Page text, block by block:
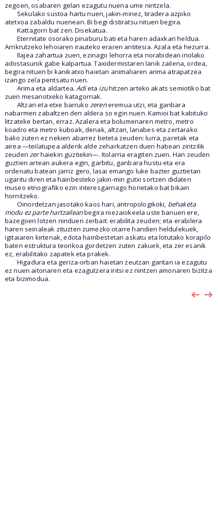
zegoen, osabaren gelan ezagutu nuena ume nintzela.
Sekulako sustoa hartu nuen, jakin-minez, tiradera azpiko
atetxoa zabaldu nuenean. Bi begi distiratsu nituen begira.
Kattagorri bat zen. Disekatua.
Eternitate osorako pinaburu bati eta haren adaxkari heldua.
Arrikrutzeko lehoiaren irauteko eraren antitesia. Azala eta hezurra.
Ilajea zahartua zuen, ezinago lehorra eta norabidean inolako
adostasunik gabe kalpartua. Taxidermistaren lanik zailena, ordea,
begira nituen bi kanikatxo haietan animaliaren arima atrapatzea
izango zela pentsatu nuen.
Arima eta aldartea.Adieta izuhitzen arteko akats semiotiko bat
zuen mesanotxeko katagorriak.
Altzari eta etxe barruko zereneremua utzi, eta ganbara
nabarmen zabaltzen den aldera so egin nuen. Kamioi bat kabituko
litzateke bertan, erraz. Azalera eta bolumenaren metro, metro
koadro eta metro kuboak, denak, altzari, lanabes eta zertarako
balio zuten ez nekien abarrez beteta zeuden: lurra, paretak eta
airea —teilatupea alderik alde zeharkatzen duen habean zintzilik
zeudenzerhaiekin guztiekin—. Itolarria eragiten zuen. Han zeuden
guztien artean aukera egin, garbitu, ganbara hustu eta era
ordenatu batean jarriz gero, lasai emango luke bazter guztietan
ugaritu diren eta hainbesteko jakin-min gutxi sortzen didaten
museo etnografiko ezin interesgarriago horietako bat bikain
hornitzeko.
Oinordetzan jasotako kaos hari, antropologikoki, behaketa
modu ez parte hartzaileanbegira niezaiokeela uste banuen ere,
bazegoen lotzen ninduen zerbait: erabilita zeuden; eta erabilera
haren seinaleak zituzten zumezko otarre handien heldulekuek,
igitaiaren kirtenak, edota hainbestetan askatu eta lotutako korapilo
baten estruktura teorikoa gordetzen zuten zakuek, eta zer esanik
ez, erabilitako zapatek eta prakek.
Higadura eta geriza-orban haietan zeutzan garitan ia ezagutu
ez nuen aitonaren eta ezagutzera iritsi ez nintzen amonaren bizitza
eta bizimodua.